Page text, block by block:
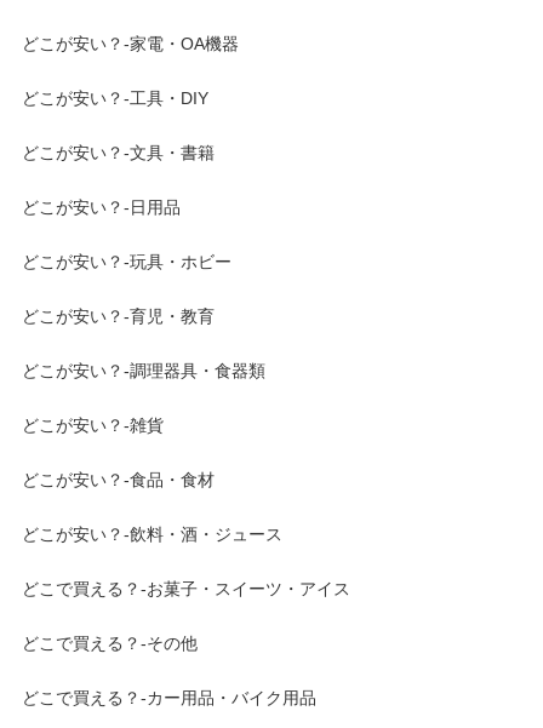
どこが安い？-家電・OA機器
どこが安い？-工具・DIY
どこが安い？-文具・書籍
どこが安い？-日用品
どこが安い？-玩具・ホビー
どこが安い？-育児・教育
どこが安い？-調理器具・食器類
どこが安い？-雑貨
どこが安い？-食品・食材
どこが安い？-飲料・酒・ジュース
どこで買える？-お菓子・スイーツ・アイス
どこで買える？-その他
どこで買える？-カー用品・バイク用品